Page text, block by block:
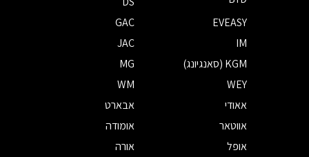
EVEASY
GAC
IM
JAC
KGM (סאנגיונג)
MG
WEY
WM
אאודי
אבארט
אווטאר
אומודה
אופל
אורה